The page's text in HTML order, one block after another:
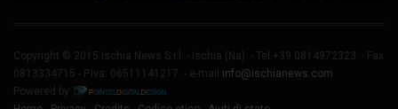
Copyright © 2015 Ischia News S.r.l. - Ischia (Na) - Tel.+39 0814972323 - Fax
0813334715 - P.Iva: 06511141217 - e-mail info@ischianews.com
Powered by